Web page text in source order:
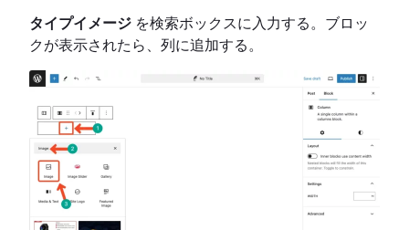
タイプイメージ を検索ボックスに入力する。ブロッ
クが表示されたら、列に追加する。